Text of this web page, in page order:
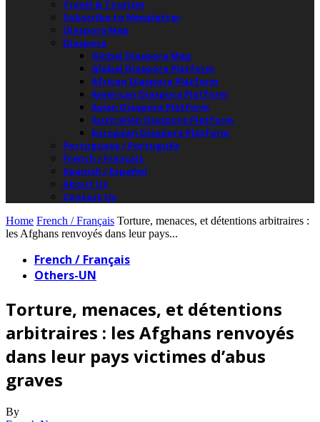
Travel & Tourism
Subscribe to Newsletter
Diaspora Map
Diaspora
Global Diaspora Map
Global Diaspora Platform
African Diaspora Platform
American Diaspora Platform
Asian Diaspora Platform
Australian Diaspora Platform
European Diaspora Platform
Portuguese / Português
French / Français
Spanish / Español
About Us
Contact Us
Home French / Français Torture, menaces, et détentions arbitraires :
les Afghans renvoyés dans leur pays...
French / Français
Others-UN
Torture, menaces, et détentions
arbitraires : les Afghans renvoyés
dans leur pays victimes d’abus
graves
By